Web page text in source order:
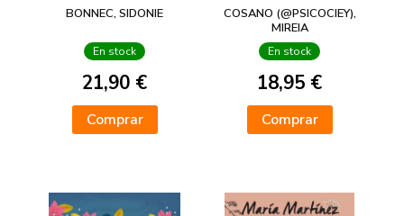
BONNEC, SIDONIE
En stock
21,90 €
Comprar
DECISIONES
COSANO (@PSICOCIEY),
MIREIA
En stock
18,95 €
Comprar